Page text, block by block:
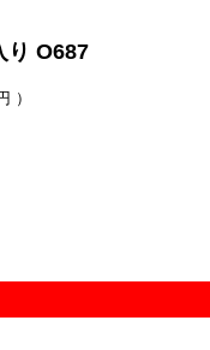
り O687
）